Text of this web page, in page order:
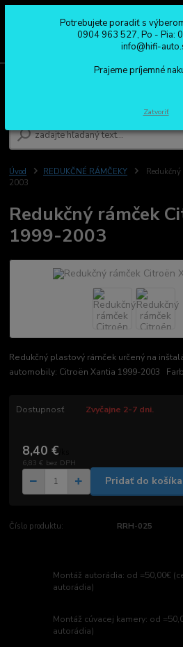
0904 963 527
Po - Pia: 08:00 - 16:00
Úvod REDUKČNÉ RÁMČEKY
2003
Redukčný rámček
1999-2003
Redukčný plastový rámček určený na
automobily: Citroën Xantia 1999-2003
Dostupnosť Zvyčajne 2-7 dni.
8,40 €
6,83 € bez DPH
Pridať do košíka
Číslo produktu: RRH-025
Montáž autorádia: od =50,00€
autorádia)
Montáž cúvacej kamery: od
autorádia)
Potrebujete poradiť s
0904 963 527, Po - Pia:
info@hifi-
Prajeme príjemné
Zatvoriť